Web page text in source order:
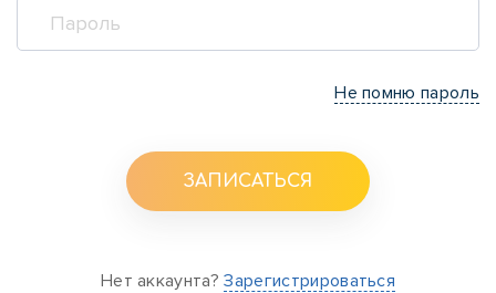
Не помню пароль
ЗАПИСАТЬСЯ
Нет аккаунта?Зарегистрироваться